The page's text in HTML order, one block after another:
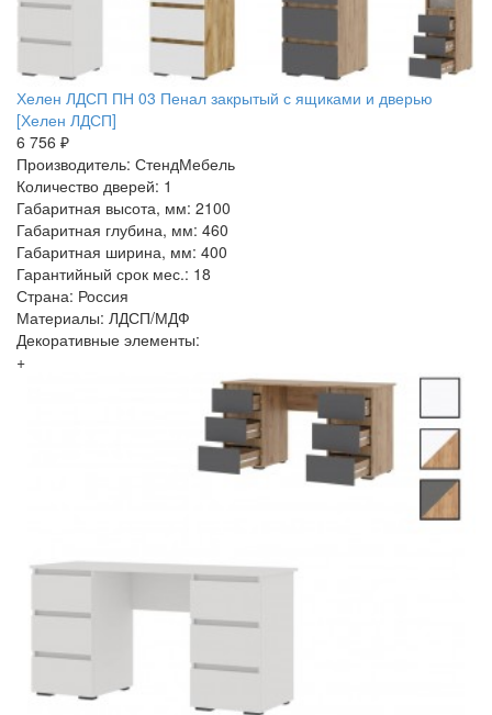
Хелен ЛДСП ПН 03 Пенал закрытый с ящиками и дверью
[Хелен ЛДСП]
6 756 ₽
Производитель: СтендМебель
Количество дверей: 1
Габаритная высота, мм: 2100
Габаритная глубина, мм: 460
Габаритная ширина, мм: 400
Гарантийный срок мес.: 18
Страна: Россия
Материалы: ЛДСП/МДФ
Декоративные элементы:
+